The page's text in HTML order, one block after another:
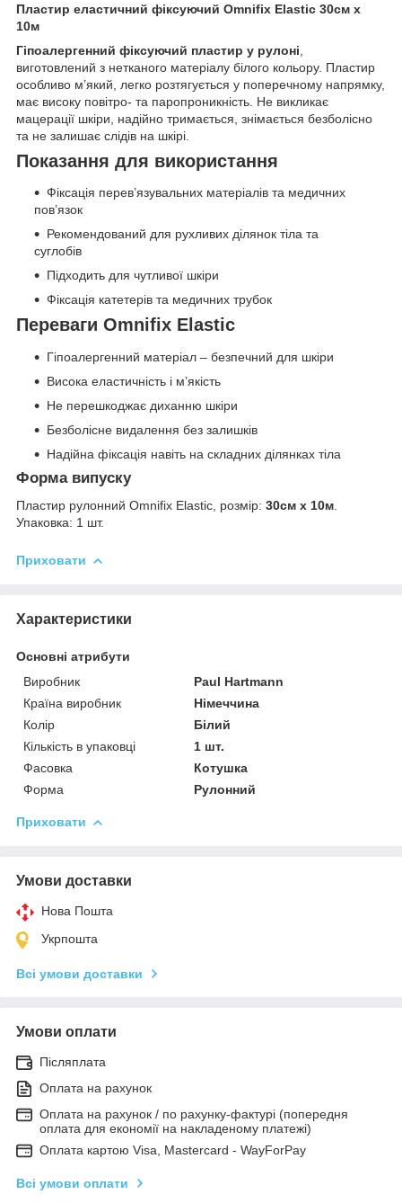
Пластир еластичний фіксуючий Omnifix Elastic 30см х
10м
Гіпоалергенний фіксуючий пластир у рулоні
виготовлений з нетканого матеріалу білого кольору. Пластир
особливо м’який, легко розтягується у поперечному напрямку,
має високу повітро- та паропроникність. Не викликає
мацерації шкіри, надійно тримається, знімається безболісно
та не залишає слідів на шкірі.
Показання для використання
Фіксація перев’язувальних матеріалів та медичних
пов’язок
Рекомендований для рухливих ділянок тіла та
суглобів
Підходить для чутливої шкіри
Фіксація катетерів та медичних трубок
Переваги Omnifix Elastic
Гіпоалергенний матеріал – безпечний для шкіри
Висока еластичність і м’якість
Не перешкоджає диханню шкіри
Безболісне видалення без залишків
Надійна фіксація навіть на складних ділянках тіла
Форма випуску
Пластир рулонний Omnifix Elastic, розмір: 30см х 10м
Упаковка: 1 шт.
Приховати
Характеристики
Основні атрибути
Виробник
Paul Hartmann
Країна виробник
Німеччина
Колір
Білий
Кількість в упаковці
1 шт.
Фасовка
Котушка
Форма
Рулонний
Приховати
Умови доставки
Нова Пошта
Укрпошта
Всі умови доставки
Умови оплати
Післяплата
Оплата на рахунок
Оплата на рахунок / по рахунку-фактурі (попередня
оплата для економії на накладеному платежі)
Оплата картою Visa, Mastercard - WayForPay
Всі умови оплати